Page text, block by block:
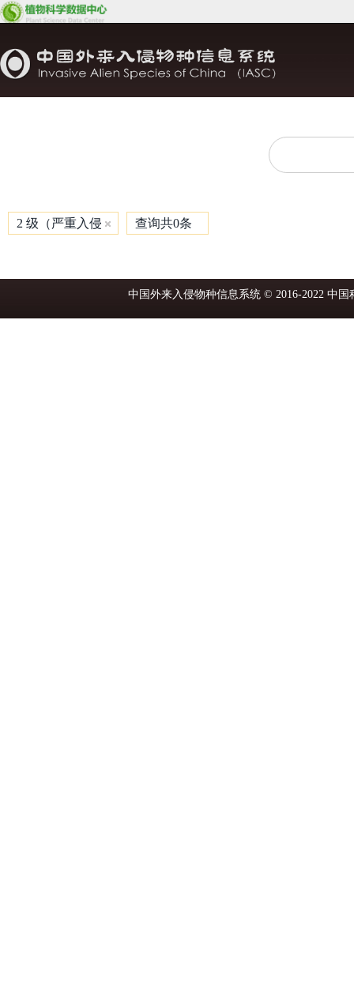
2 级（严重入侵 查询共0条
中国外来入侵物种信息系统 © 2016-2022 中